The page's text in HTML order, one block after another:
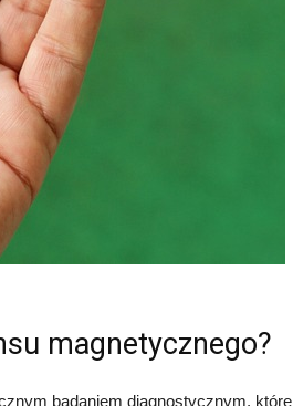
magnetycznego?
badaniem diagnostycznym, które